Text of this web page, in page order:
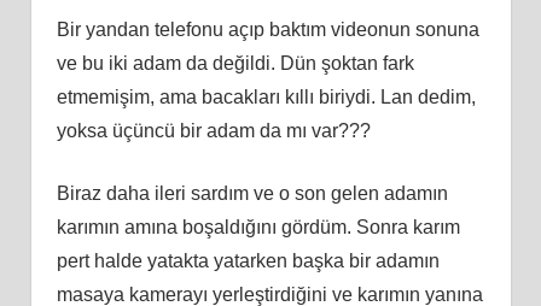
Bir yandan telefonu açıp baktım videonun sonuna
ve bu iki adam da değildi. Dün şoktan fark
etmemişim, ama bacakları kıllı biriydi. Lan dedim,
yoksa üçüncü bir adam da mı var???
Biraz daha ileri sardım ve o son gelen adamın
karımın amına boşaldığını gördüm. Sonra karım
pert halde yatakta yatarken başka bir adamın
masaya kamerayı yerleştirdiğini ve karımın yanına